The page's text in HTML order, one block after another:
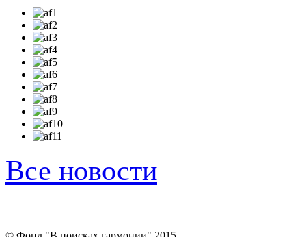
Все новости